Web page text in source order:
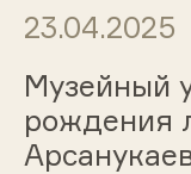
23.04.2025
Музейный
рождения